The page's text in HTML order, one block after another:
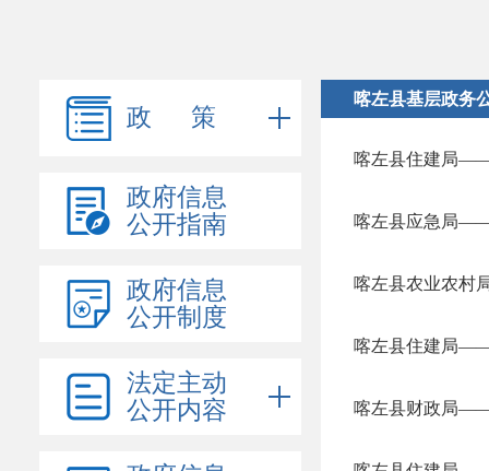
政 策
政府信息
公开指南
政府信息
公开制度
法定主动
公开内容
喀左县基层政务
喀左县住建局
喀左县应急局
喀左县农业农村
喀左县住建局——
喀左县财政局